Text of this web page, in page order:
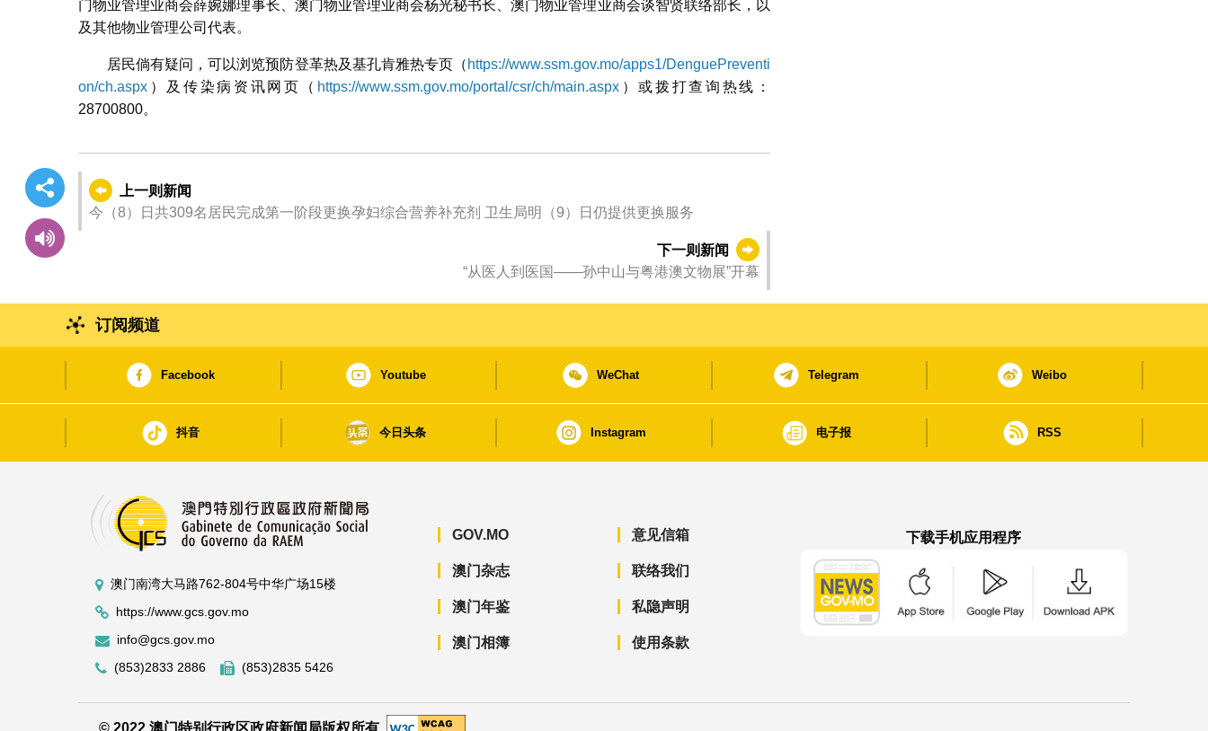
门物业管理业商会薛婉娜理事长、澳门物业管理业商会杨光秘书长、澳门物业管理业商会谈智贤联络部长，以
及其他物业管理公司代表。
居民倘有疑问，可以浏览预防登革热及基孔肯雅热专页（ https://www.ssm.gov.mo/apps1/DenguePreventi
on/ch.aspx ）及传染病资讯网页（ https://www.ssm.gov.mo/portal/csr/ch/main.aspx ）或拨打查询热线：
28700800。
上一则新闻
今（8）日共309名居民完成第一阶段更换孕妇综合营养补充剂 卫生局明（9）日仍提供更换服务
下一则新闻
“从医人到医国——孙中山与粤港澳文物展”开幕
订阅频道
Facebook Youtube WeChat Telegram Weibo
抖音 今日头条 Instagram 电子报 RSS
澳门南湾大马路762-804号中华广场15楼
https://www.gcs.gov.mo
info@gcs.gov.mo
(853)2833 2886
(853)2835 5426
GOV.MO
澳门杂志
澳门年鉴
澳门相簿
意见信箱
联络我们
私隐声明
使用条款
下载手机应用程序